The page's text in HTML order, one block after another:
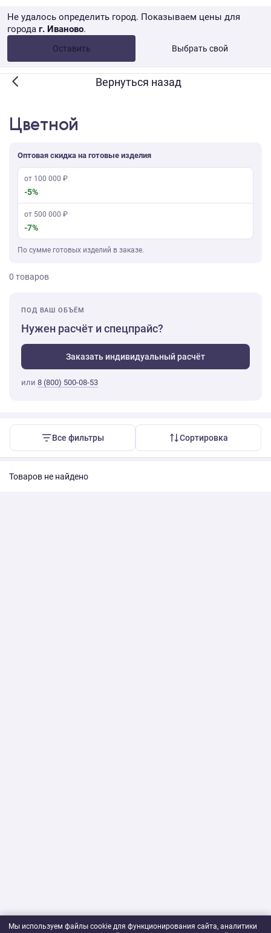
Не удалось определить город. Показываем цены для
города г. Иваново.
Оставить Выбрать свой
от 10 000 ₽ Розница → WB
Вернуться назад
Цветной
Оптовая скидка на готовые изделия
от 100 000 ₽
-5%
от 500 000 ₽
-7%
По сумме готовых изделий в заказе.
0 товаров
ПОД ВАШ ОБЪЁМ
Нужен расчёт и спецпрайс?
Заказать индивидуальный расчёт
или 8 (800) 500-08-53
Все фильтры Сортировка
Товаров не найдено
Мы используем файлы cookie для функционирования сайта, аналитики